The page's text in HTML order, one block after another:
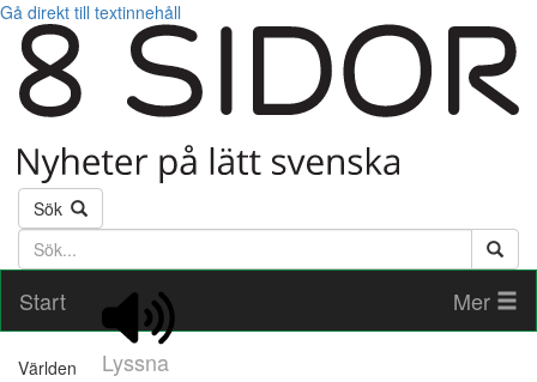
Gå direkt till textinnehåll
Sök
Söktext
Start
Lyssna
Mer
Världen